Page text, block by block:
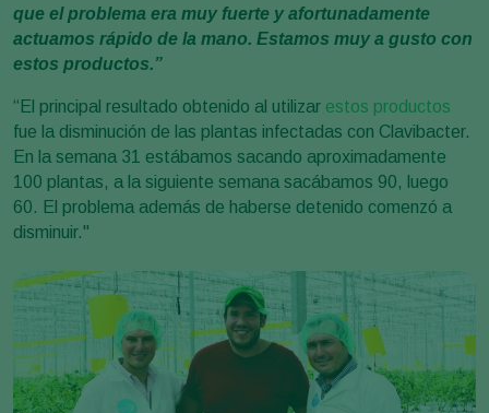
que el problema era muy fuerte y afortunadamente
actuamos rápido de la mano. Estamos muy a gusto con
estos productos.”
“El principal resultado obtenido al utilizar estos productos
fue la disminución de las plantas infectadas con Clavibacter.
En la semana 31 estábamos sacando aproximadamente
100 plantas, a la siguiente semana sacábamos 90, luego
60. El problema además de haberse detenido comenzó a
disminuir."